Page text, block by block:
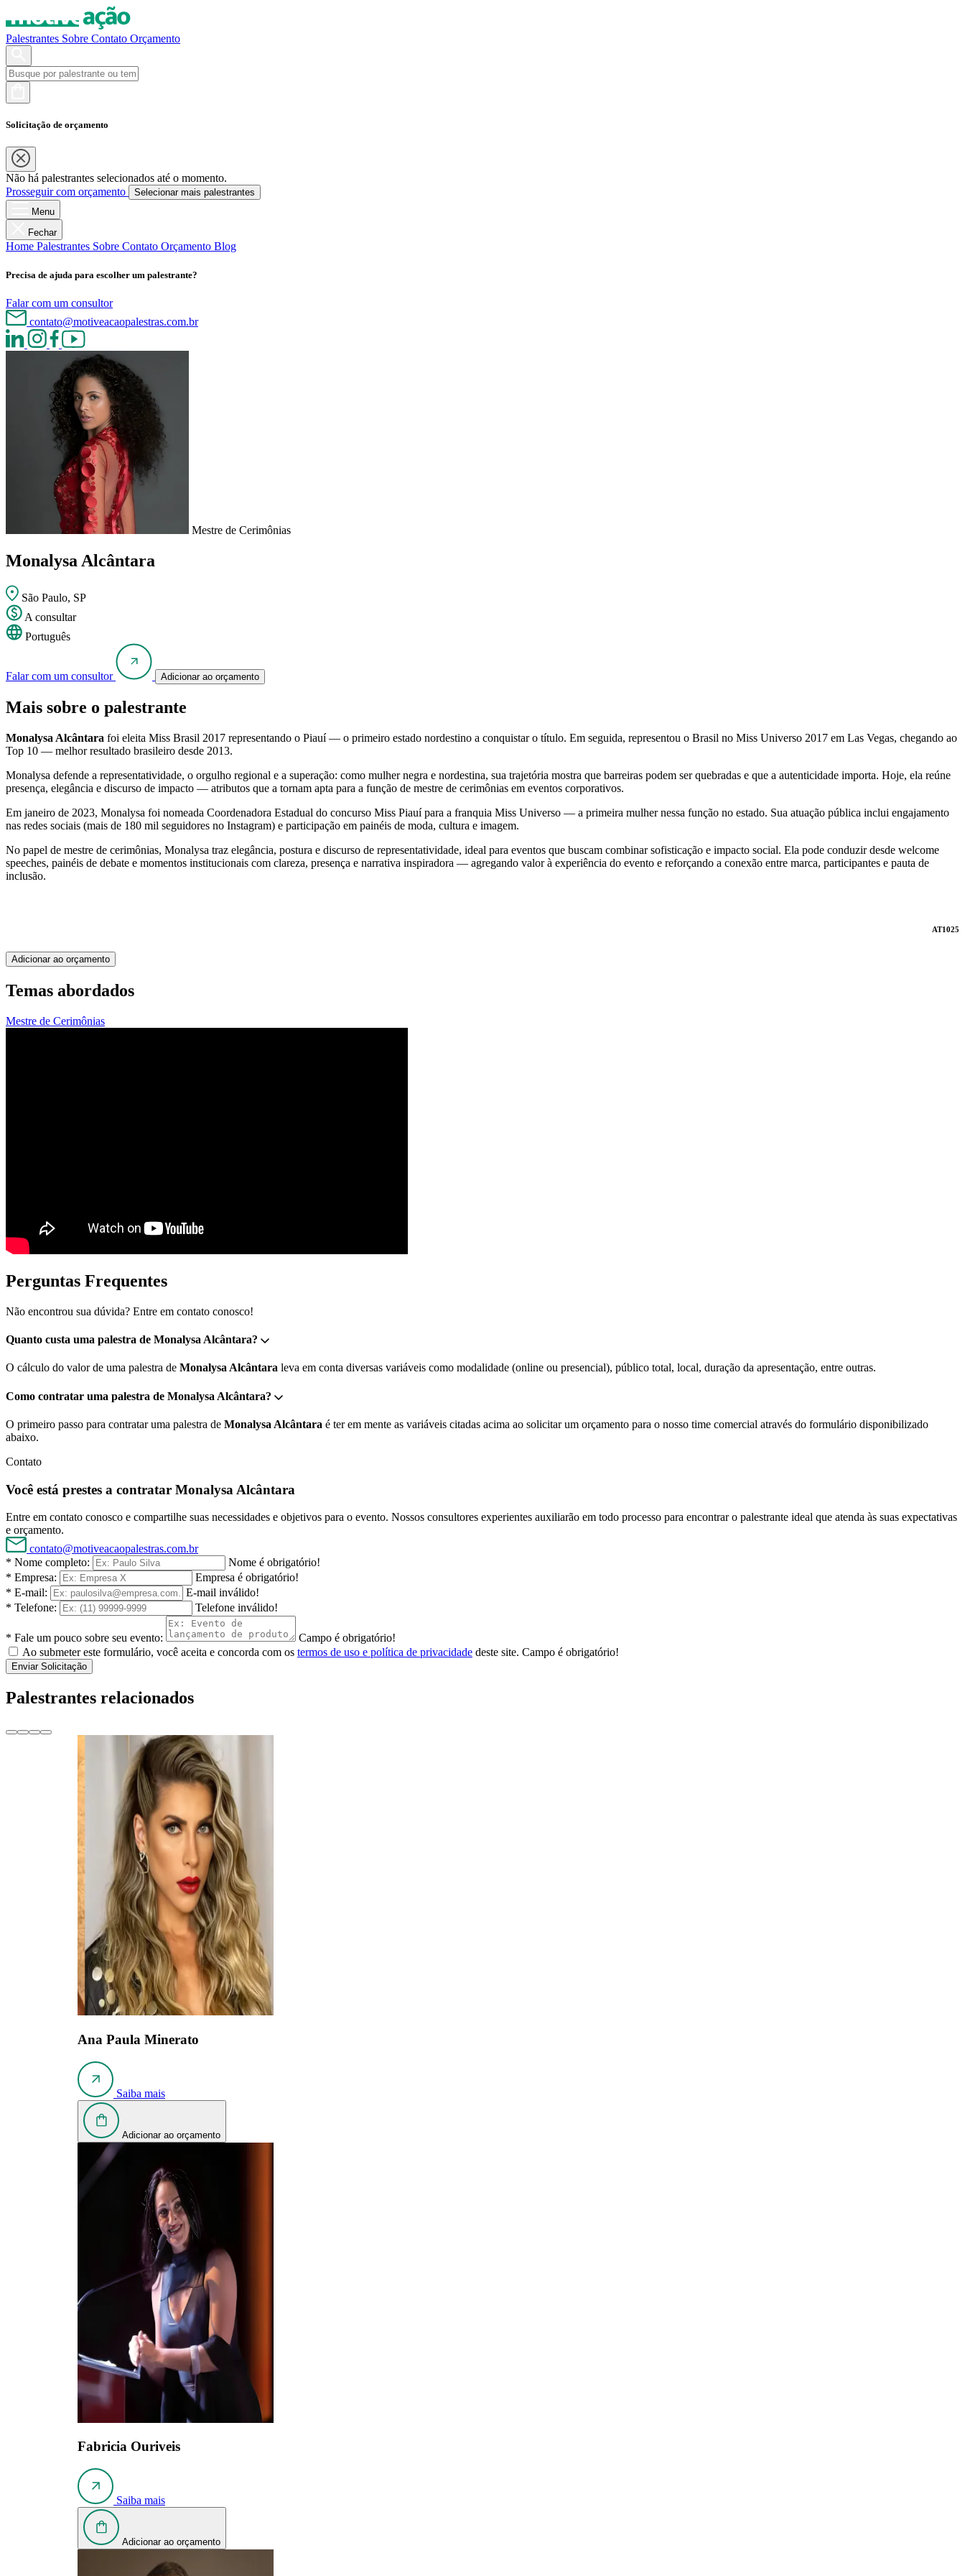
Palestrantes Sobre Contato Orçamento
Solicitação de orçamento
Não há palestrantes selecionados até o momento.
Prosseguir com orçamento
Selecionar mais palestrantes
Menu
Fechar
Home Palestrantes Sobre Contato Orçamento Blog
Precisa de ajuda para escolher um palestrante?
Falar com um consultor
contato@motiveacaopalestras.com.br
Mestre de Cerimônias
Monalysa Alcântara
São Paulo, SP
A consultar
Português
Falar com um consultor Adicionar ao orçamento
Mais sobre o palestrante
Monalysa Alcântara foi eleita Miss Brasil 2017 representando o Piauí — o primeiro estado nordestino a conquistar o título. Em seguida, representou o Brasil no Miss Universo 2017 em Las Vegas, chegando ao
Top 10 — melhor resultado brasileiro desde 2013.
Monalysa defende a representatividade, o orgulho regional e a superação: como mulher negra e nordestina, sua trajetória mostra que barreiras podem ser quebradas e que a autenticidade importa. Hoje, ela reúne
presença, elegância e discurso de impacto — atributos que a tornam apta para a função de mestre de cerimônias em eventos corporativos.
Em janeiro de 2023, Monalysa foi nomeada Coordenadora Estadual do concurso Miss Piauí para a franquia Miss Universo — a primeira mulher nessa função no estado. Sua atuação pública inclui engajamento
nas redes sociais (mais de 180 mil seguidores no Instagram) e participação em painéis de moda, cultura e imagem.
No papel de mestre de cerimônias, Monalysa traz elegância, postura e discurso de representatividade, ideal para eventos que buscam combinar sofisticação e impacto social. Ela pode conduzir desde welcome
speeches, painéis de debate e momentos institucionais com clareza, presença e narrativa inspiradora — agregando valor à experiência do evento e reforçando a conexão entre marca, participantes e pauta de
inclusão.
AT1025
Adicionar ao orçamento
Temas abordados
Mestre de Cerimônias
Perguntas Frequentes
Não encontrou sua dúvida? Entre em contato conosco!
Quanto custa uma palestra de Monalysa Alcântara?
O cálculo do valor de uma palestra de Monalysa Alcântara leva em conta diversas variáveis como modalidade (online ou presencial), público total, local, duração da apresentação, entre outras.
Como contratar uma palestra de Monalysa Alcântara?
O primeiro passo para contratar uma palestra de Monalysa Alcântara é ter em mente as variáveis citadas acima ao solicitar um orçamento para o nosso time comercial através do formulário disponibilizado
abaixo.
Contato
Você está prestes a contratar Monalysa Alcântara
Entre em contato conosco e compartilhe suas necessidades e objetivos para o evento. Nossos consultores experientes auxiliarão em todo processo para encontrar o palestrante ideal que atenda às suas expectativas
e orçamento.
contato@motiveacaopalestras.com.br
* Nome completo:
Nome é obrigatório!
* Empresa:
Empresa é obrigatório!
* E-mail:
E-mail inválido!
* Telefone:
Telefone inválido!
* Fale um pouco sobre seu evento:
Campo é obrigatório!
Ao submeter este formulário, você aceita e concorda com os termos de uso e política de privacidade deste site. Campo é obrigatório!
Enviar Solicitação
Palestrantes relacionados
Ana Paula Minerato
Saiba mais
Adicionar ao orçamento
Fabricia Ouriveis
Saiba mais
Adicionar ao orçamento